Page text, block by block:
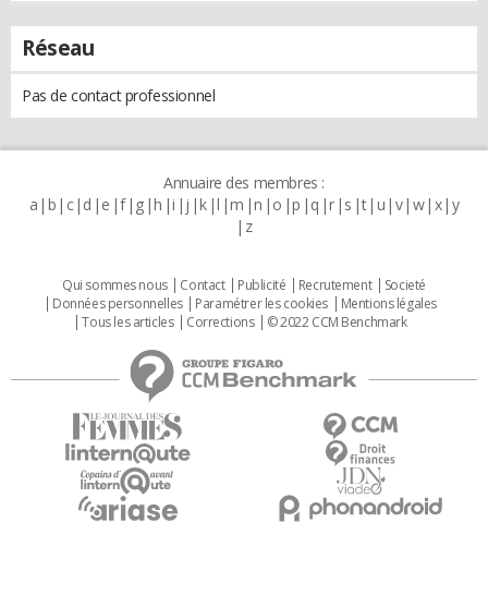
Réseau
Pas de contact professionnel
Annuaire des membres :
a b c d e f g h i j k l m n o p q r s t u v w x y
z
Qui sommes nous Contact Publicité Recrutement
Societé
Données personnelles
Paramétrer les cookies
Mentions légales
Tous les articles
Corrections © 2022 CCM Benchmark